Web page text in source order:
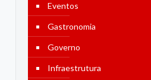
Eventos
Gastronomia
Governo
Infraestrutura